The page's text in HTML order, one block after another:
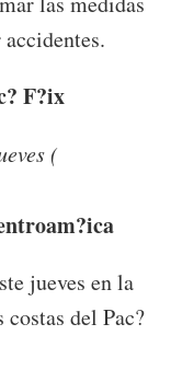
F?ix
(
jueves en la
del Pac?